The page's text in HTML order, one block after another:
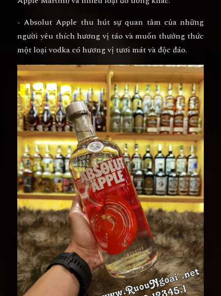
- Absolut Apple thu hút sự quan tâm của những
người yêu thích hương vị táo và muốn thưởng thức
một loại vodka có hương vị tươi mát và độc đáo.